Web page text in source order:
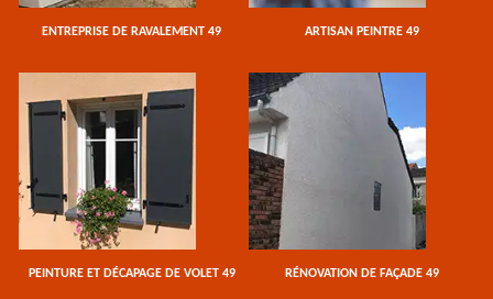
ENTREPRISE DE RAVALEMENT 49 ARTISAN PEINTRE 49
PEINTURE ET DÉCAPAGE DE VOLET 49 RÉNOVATION DE FAÇADE 49